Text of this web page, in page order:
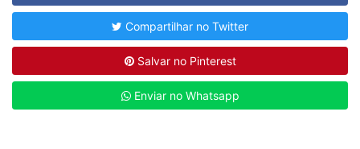
Compartilhar no Twitter
Salvar no Pinterest
Enviar no Whatsapp